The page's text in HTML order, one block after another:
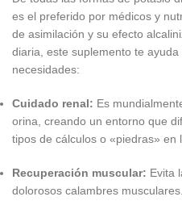
es el preferido por médicos y
de asimilación y su efecto
diaria, este suplemento te
necesidades:
Cuidado renal: Es
orina, creando un entorno que
tipos de cálculos o «piedras» en
Recuperación muscular: Evita
dolorosos calambres musculares.